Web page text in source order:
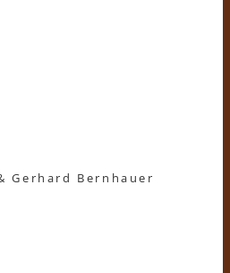
Gerhard Bernhauer